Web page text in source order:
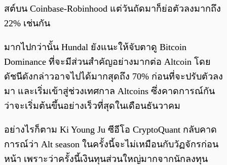
สต์บน Coinbase-Robinhood แต่วันถัดมาก็ย่อตัวลงมากถึง
22% เช่นกัน
มากไปกว่านั้น Hundal ยังแนะให้จับตาดู Bitcoin
Dominance ที่จะมีส่วนสำคัญอย่างมากต่อ Altcoin โดย
ดัชนีดังกล่าวอาจไปได้มากสุดถึง 70% ก่อนที่จะปรับตัวลง
มา และเริ่มเข้าสู่ช่วงเทศกาล Altcoins ซึ่งคาดการณ์กัน
ว่าจะเริ่มต้นขึ้นอย่างเร็วที่สุดในเดือนธันวาคม
อย่างไรก็ตาม Ki Young Ju ซีอีโอ CryptoQuant กลับคาด
การณ์ว่า Alt season ในครั้งนี้จะไม่เหมือนกับวัฏจักรก่อน
หน้า เพราะว่าครั้งนี้เงินทุนส่วนใหญ่มากจากนักลงทุน